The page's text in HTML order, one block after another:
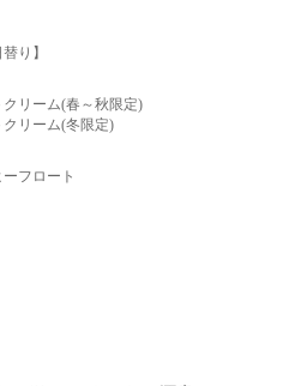
り】
リーム(春～秋限定)
リーム(冬限定)
フロート